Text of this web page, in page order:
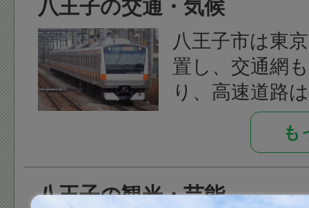
を迎える事と
子市長の石森
筆頭に市民が
り、地方博覧
都市緑化フェ
などの記念事
八王子の交通・気候
八王子市は東
置し、交通網
り、高速道路
を利用する八
西方面に向か
車道や、八王
へ向かう圏央
も
八王子の観光・芸能